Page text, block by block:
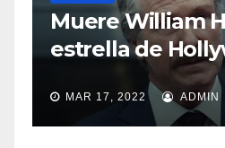
Hurt, la